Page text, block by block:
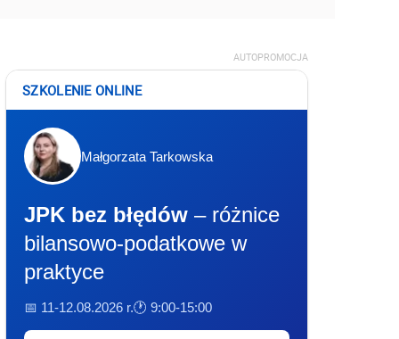
AUTOPROMOCJA
SZKOLENIE ONLINE
Małgorzata Tarkowska
JPK bez błędów – różnice
bilansowo-podatkowe w
praktyce
📅 11-12.08.2026 r.🕐 9:00-15:00